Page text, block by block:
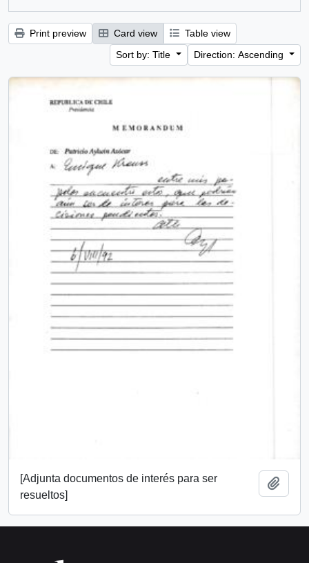
Print preview Card view
Table view
Sort by: Title
Direction: Ascending
[Adjunta documentos de interés para ser
resueltos]